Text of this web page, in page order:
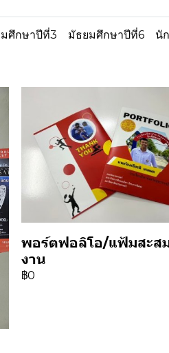
ศึกษาปีที่3 มัธยมศึกษาปีที่6 นั
พอร์ตฟอลิโอ/แฟ้มสะส
งาน
฿0